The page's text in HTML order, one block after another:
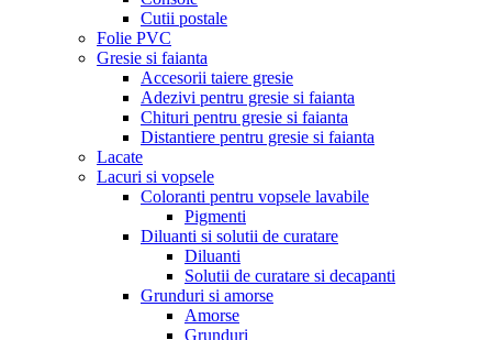
Cutii postale
Folie PVC
Gresie si faianta
Accesorii taiere gresie
Adezivi pentru gresie si faianta
Chituri pentru gresie si faianta
Distantiere pentru gresie si faianta
Lacate
Lacuri si vopsele
Coloranti pentru vopsele lavabile
Pigmenti
Diluanti si solutii de curatare
Diluanti
Solutii de curatare si decapanti
Grunduri si amorse
Amorse
Grunduri